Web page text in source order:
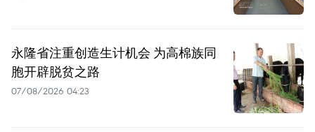
永隆省注重创造生计机会 为高棉族同
胞开辟脱贫之路
07/08/2026 04:23